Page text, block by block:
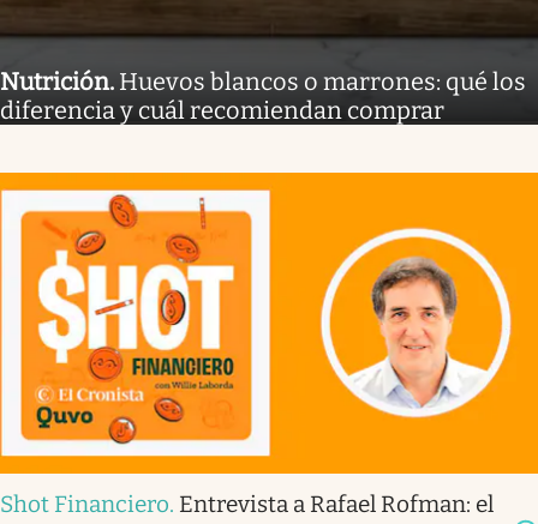
Nutrición. Huevos blancos o marrones: qué los
diferencia y cuál recomiendan comprar
Shot Financiero. Entrevista a Rafael Rofman: el